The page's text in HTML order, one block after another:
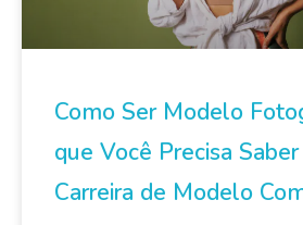
Como Ser Modelo
que Você Precisa
Carreira de Modelo